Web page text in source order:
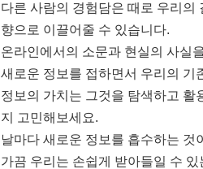
다른 사람의 경험담은 때로 우리의
향으로 이끌어줄 수 있습니다.
온라인에서의 소문과 현실의 사실
새로운 정보를 접하면서 우리의 기
정보의 가치는 그것을 탐색하고 활
지 고민해보세요.
날마다 새로운 정보를 흡수하는 것
가끔 우리는 손쉽게 받아들일 수